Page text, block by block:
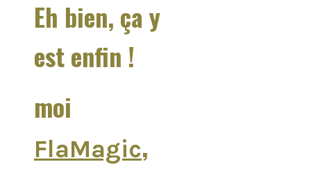
Eh bien, ça y
est enfin !
moi
FlaMagic,